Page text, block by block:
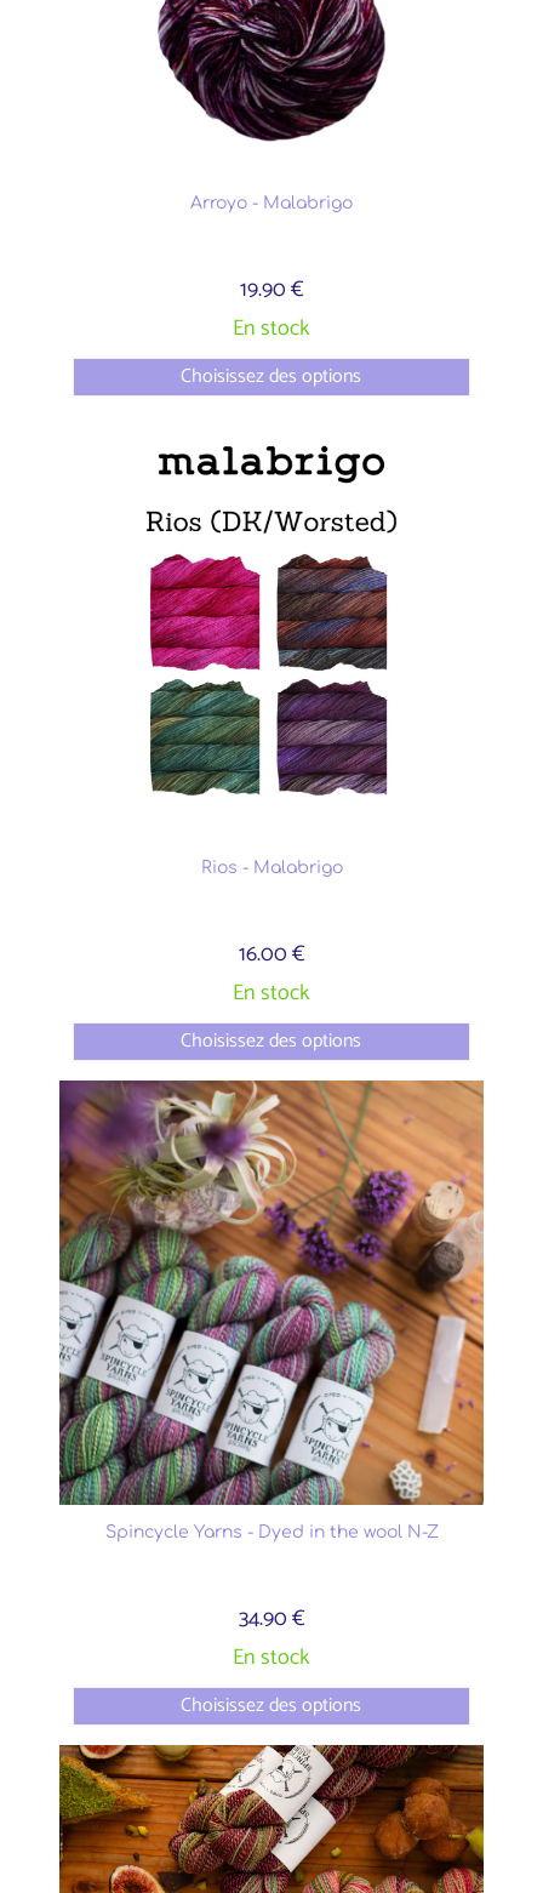
Arroyo - Malabrigo
19.90 €
En stock
Choisissez des options
Rios - Malabrigo
16.00 €
En stock
Choisissez des options
Spincycle Yarns - Dyed in the wool N-Z
34.90 €
En stock
Choisissez des options